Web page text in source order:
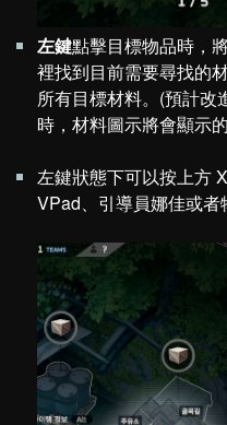
左鍵點擊目標物品時，
裡找到目前需要尋找的
所有目標材料。(預計改
時，材料圖示將會顯示
左鍵狀態下可以按上方
VPad、引導員娜佳或者